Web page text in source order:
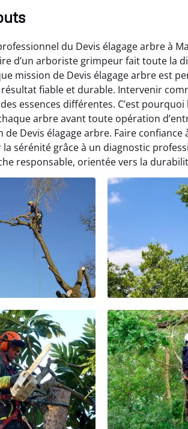
du Devis élagage arbre à
d’un arboriste grimpeur fait toute la
mission de Devis élagage arbre est
fiable et durable. Intervenir
essences différentes. C’est
arbre avant toute opération
Devis élagage arbre. Faire
la sérénité grâce à un diagnostic
responsable, orientée vers la